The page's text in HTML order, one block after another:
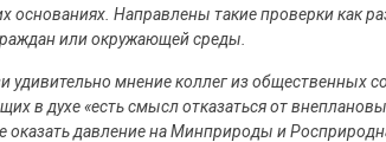
основаниях. Направлены такие проверки как
или окружающей среды.
удивительно мнение коллег из общественных
в духе «есть смысл отказаться от
оказать давление на Минприроды и